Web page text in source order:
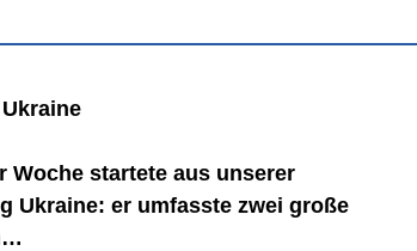
Woche startete aus unserer
Ukraine: er umfasste zwei große